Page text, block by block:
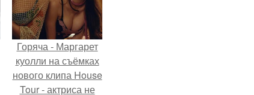
Горяча - Маргарет
куолли на съёмках
нового клипа House
Tour - актриса не